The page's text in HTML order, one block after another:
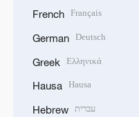
French Français
German Deutsch
Greek Ελληνικά
Hausa Hausa
Hebrew עברית